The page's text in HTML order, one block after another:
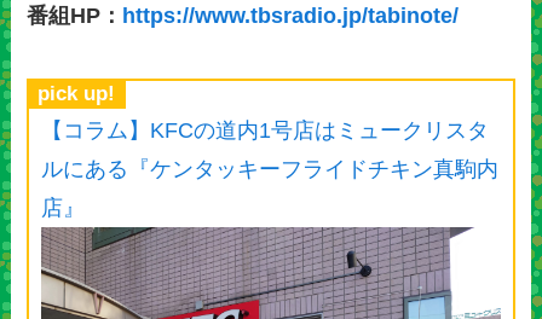
番組HP： https://www.tbsradio.jp/tabinote/
pick up!
【コラム】KFCの道内1号店はミュークリスタ
ルにある『ケンタッキーフライドチキン真駒内
店』